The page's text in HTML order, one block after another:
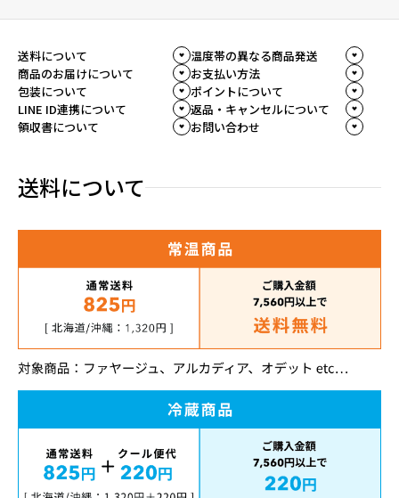
送料について
温度帯の異なる商品発送
商品のお届けについて
お支払い方法
包装について
ポイントについて
LINE ID連携について
返品・キャンセルについて
領収書について
お問い合わせ
送料について